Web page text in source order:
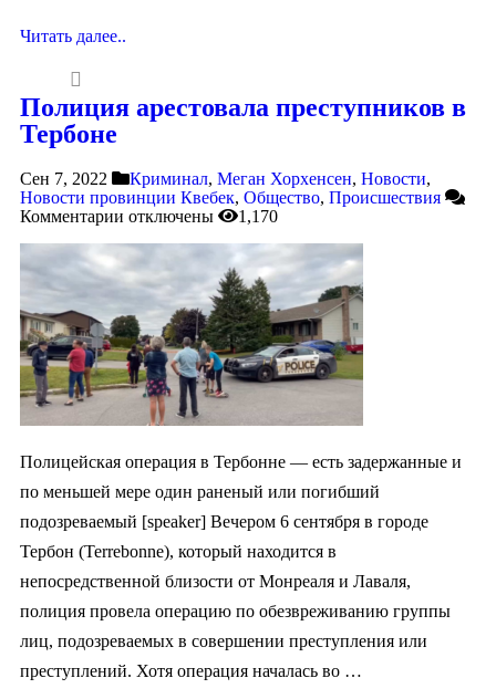
Читать далее..
Полиция арестовала преступников в
Тербоне
Сен 7, 2022 Криминал, Меган Хорхенсен, Новости,
Новости провинции Квебек, Общество, Происшествия
Комментарии отключены 1,170
Полицейская операция в Тербонне — есть задержанные и
по меньшей мере один раненый или погибший
подозреваемый [speaker] Вечером 6 сентября в городе
Тербон (Terrebonne), который находится в
непосредственной близости от Монреаля и Лаваля,
полиция провела операцию по обезвреживанию группы
лиц, подозреваемых в совершении преступления или
преступлений. Хотя операция началась во …